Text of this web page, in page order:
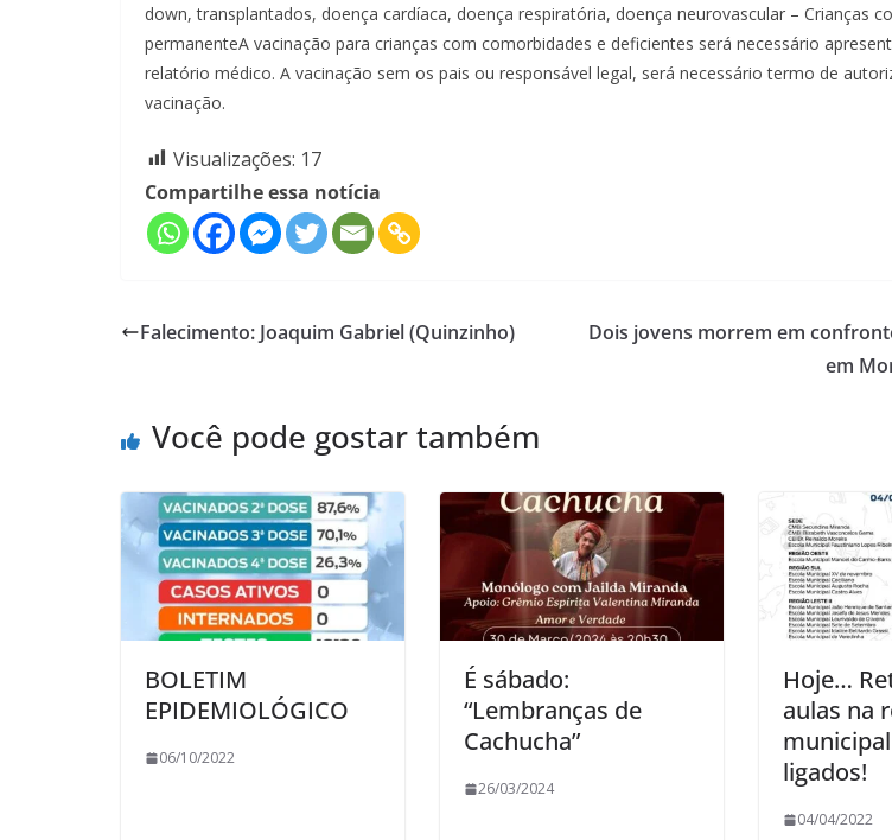
down, transplantados, doença cardíaca, doença respiratória, doença neurovascular – Crianças
permanenteA vacinação para crianças com comorbidades e deficientes será necessário
relatório médico. A vacinação sem os pais ou responsável legal, será necessário termo de
vacinação.
Visualizações: 17
Compartilhe essa notícia
Falecimento: Joaquim Gabriel (Quinzinho)
Dois jovens morrem em
em
Você pode gostar também
BOLETIM
EPIDEMIOLÓGICO
06/10/2022
É sábado:
“Lembranças de
Cachucha”
26/03/2024
Hoje…
aulas na
ligados!
04/04/2022